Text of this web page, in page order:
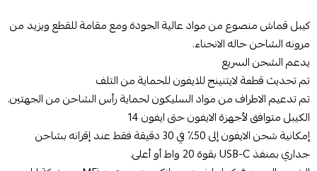
كيبل قماش منصوع من مواد عالية الجودة ومع مقامة للقطع ويزيد من
مرونه الشاحن حاله الانحناء.
يدعم الشحن السريع
تم تحديث قطعة لايتنينج للايفون للحماية من التلف
تم تدعيم الاطراف من مواد السليكون لحماية رأس الشاحن من الجهتين.
الكيبل متوافق لأجهزة الايفون حتى ايفون 14
إمكانية شحن الايفون إلى 50٪ في 30 دقيقة فقط عند إقرانه بشاحن
جداري بمنفذ USB-C بقوة 20 واط أو أعلى.